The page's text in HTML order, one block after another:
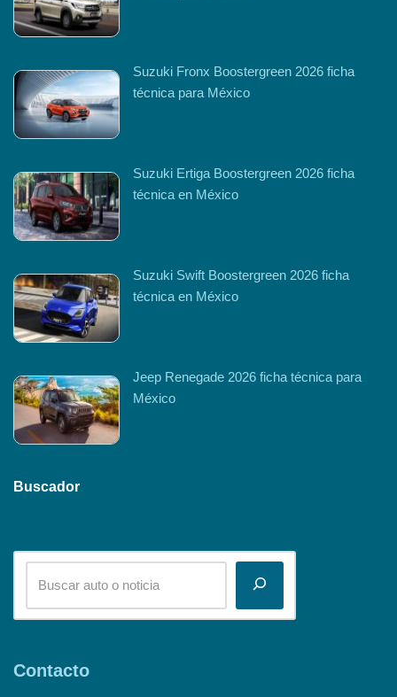
Suzuki Fronx Boostergreen 2026 ficha
técnica para México
Suzuki Ertiga Boostergreen 2026 ficha
técnica en México
Suzuki Swift Boostergreen 2026 ficha
técnica en México
Jeep Renegade 2026 ficha técnica para
México
Buscador
Contacto